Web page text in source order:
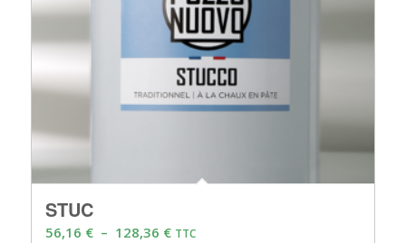
STUC
56,16 € – 128,36 €Plage
TTC